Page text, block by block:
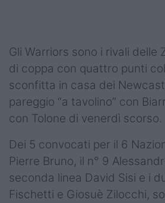
Gli Warriors sono i rivali delle
di coppa con quattro punti
sconfitta in casa dei
pareggio “a tavolino” con
con Tolone di venerdì scorso.
Dei 5 convocati per il 6
Pierre Bruno, il n° 9
seconda linea David Sisi e i
Fischetti e Giosuè Zilocchi,